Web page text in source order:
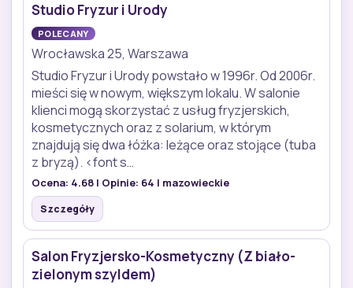
Studio Fryzur i Urody
POLECANY
Wrocławska 25, Warszawa
Studio Fryzur i Urody powstało w 1996r. Od 2006r.
mieści się w nowym, większym lokalu. W salonie
klienci mogą skorzystać z usług fryzjerskich,
kosmetycznych oraz z solarium, w którym
znajdują się dwa łóżka: leżące oraz stojące (tuba
z bryzą). <font s…
Ocena: 4.68 | Opinie: 64 | mazowieckie
Szczegóły
Salon Fryzjersko-Kosmetyczny (Z biało-
zielonym szyldem)